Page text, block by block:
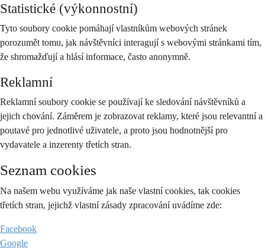
Statistické (výkonnostní)
Tyto soubory cookie pomáhají vlastníkům webových stránek
porozumět tomu, jak návštěvníci interagují s webovými stránkami tím,
že shromažďují a hlásí informace, často anonymně.
Reklamní
Reklamní soubory cookie se používají ke sledování návštěvníků a
jejich chování. Záměrem je zobrazovat reklamy, které jsou relevantní a
poutavé pro jednotlivé uživatele, a proto jsou hodnotnější pro
vydavatele a inzerenty třetích stran.
Seznam cookies
Na našem webu využíváme jak naše vlastní cookies, tak cookies
třetích stran, jejichž vlastní zásady zpracování uvádíme zde:
Facebook
Google